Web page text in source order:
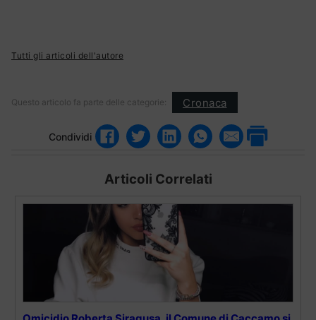
Tutti gli articoli dell'autore
Questo articolo fa parte delle categorie: Cronaca
Condividi
Articoli Correlati